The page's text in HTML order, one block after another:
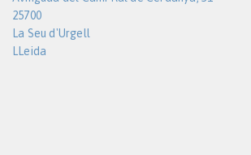
25700
La Seu d'Urgell
LLeida